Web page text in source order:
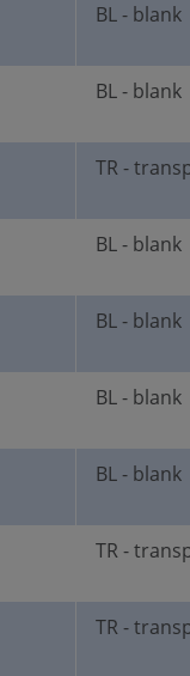
BL - blank
BL - blank
TR -
BL - blank
BL - blank
BL - blank
BL - blank
TR -
TR -